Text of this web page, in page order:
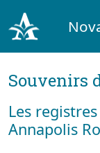
Souvenirs
Les
Annapolis